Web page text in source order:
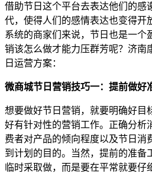
借助节日这个平台去表达他们的感
代，使得人们的感情表达也变得开
系统的商家们来说，节日也是一个
销该怎么做才能力压群芳呢？济南
日运营方案：
微商城节日营销技巧一：提前做好
想要做好节日营销，就要明确好目
好有针对性的营销工作。正确分析
费者对产品的倾向程度以及节日消
到计划的目的。当然，提前的准备
临时采取做，而是要在平常就要